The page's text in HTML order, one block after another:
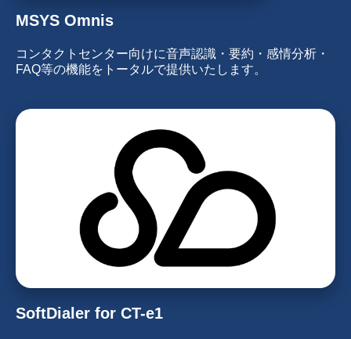
MSYS Omnis
コンタクトセンター向けに音声認識・要約・感情分析・
FAQ等の機能をトータルで提供いたします。
SoftDialer for CT-e1